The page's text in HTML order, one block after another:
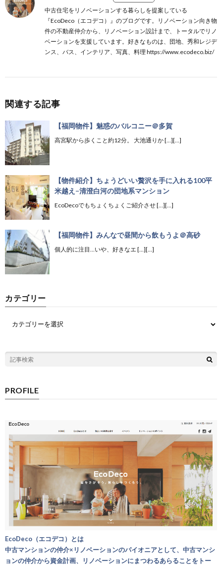
中古住宅をリノベーションする暮らしを提案している
『EcoDeco（エコデコ）』のブログです。リノベーション向き物
件の不動産仲介から、リノベーション設計まで、トータルでリノ
ベーションを支援しています。好きなものは、団地、秀和レジデ
ンス、バス、インテリア、写真、料理 https://www.ecodeco.biz/
関連する記事
【福岡物件】魅惑のバルコニー＠多賀
高宮駅から歩くこと約12分。 大池通りか […][…]
【物件紹介】ちょうどいい贅沢を手に入れる100平
米越え−清澄白河の団地系マンション
EcoDecoでもちょくちょくご紹介させ […][…]
【福岡物件】みんなで昼間から飲もうよ＠高砂
個人的に注目…いや、好きなエ […][…]
カテゴリー
PROFILE
EcoDeco（エコデコ）とは
中古マンションの仲介×リノベーションのパイオニアとして、中古マンシ
ョンの仲介から資金計画、リノベーションにまつわるあらることをトー